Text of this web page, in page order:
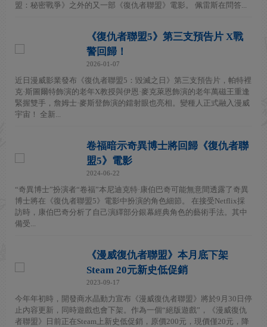
盟：秘密戰爭》之外的又一部《復仇者聯盟》電影。 佩雷斯在問答...
《復仇者聯盟5》第三支預告片 X戰
警回歸！
2026-01-07
近日漫威影業發布《復仇者聯盟5：毀滅之日》第三支預告片，帕特裡
克·斯圖爾特飾演的老年X教授與伊恩·麥克萊恩飾演的老年萬磁王重逢
緊握雙手，詹姆士·麥斯登飾演的鐳射眼也亮相。變種人正式融入漫威
宇宙！ 全新...
卷福暗示奇異博士將回歸《復仇者聯
盟5》電影
2024-06-22
“奇異博士”扮演者“卷福”本尼迪克特·康伯巴奇可能無意間透露了奇異
博士將在《復仇者聯盟5》電影中扮演的角色細節。 在接受Netflix採
訪時，康伯巴奇分析了自己演繹部分銀幕經典角色的藝術手法。其中
備受...
《漫威復仇者聯盟》本月底下架
Steam 20元新史低促銷
2023-09-17
今年年初時，開發商水晶動力宣布《漫威復仇者聯盟》將於9月30日停
止內容更新，同時遊戲也會下架。作為一個“絕版遊戲”，《漫威復仇
者聯盟》日前正在Steam上新史低促銷，原價200元，現價僅20元，降